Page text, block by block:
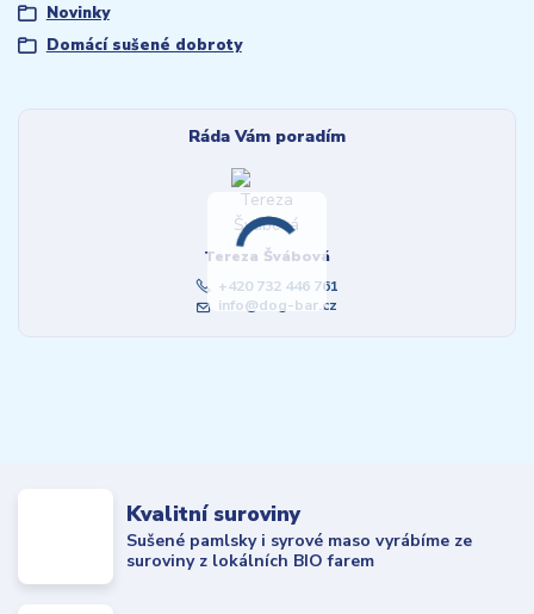
Novinky
Domácí sušené dobroty
Ráda Vám poradím
Tereza Švábová
+420 732 446 761
info@dog-bar.cz
Kvalitní suroviny
Sušené pamlsky i syrové maso vyrábíme ze
suroviny z lokálních BIO farem